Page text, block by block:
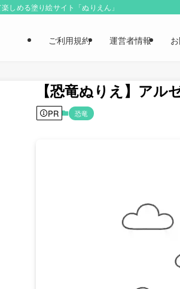
しめる塗り絵サイト「ぬりえん」
ご利用規約 運営者情報
【恐竜ぬりえ】アル
PR 恐竜